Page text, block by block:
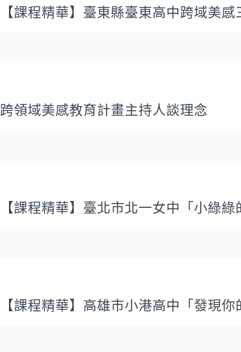
【課程精華】臺東縣臺東高中跨域美感
跨領域美感教育計畫主持人談理念
【課程精華】臺北市北一女中「小綠綠
【課程精華】高雄市小港高中「發現你